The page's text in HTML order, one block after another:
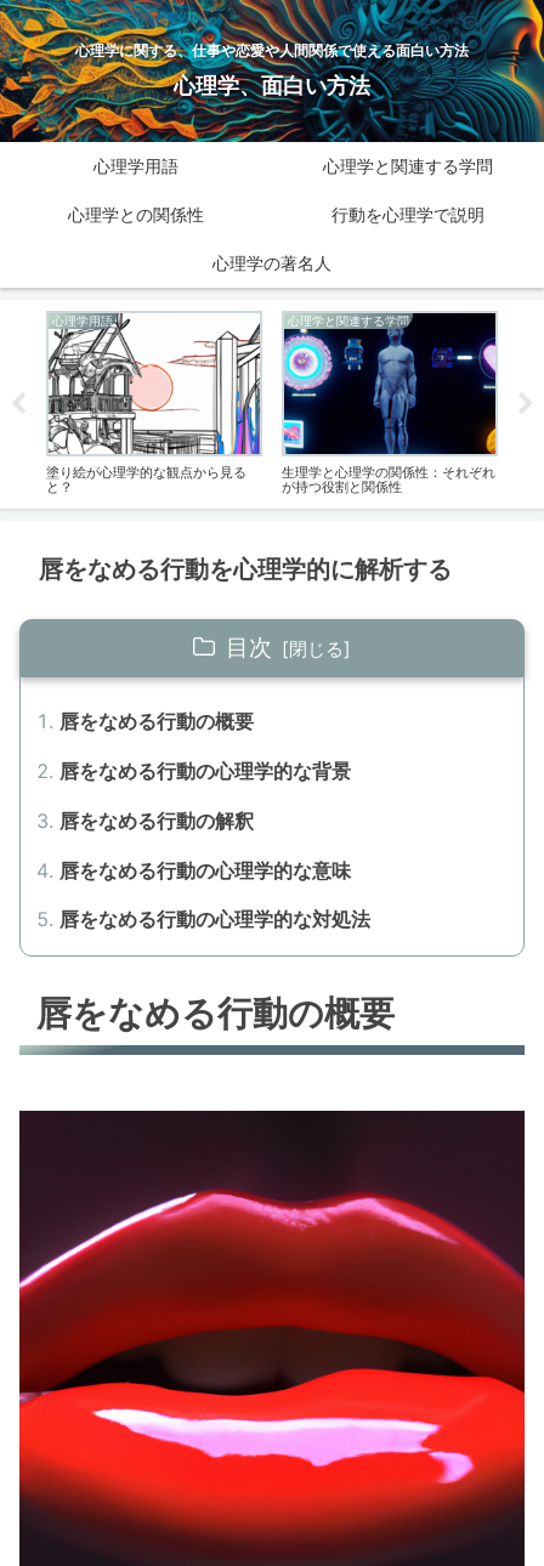
心理学に関する、仕事や恋愛や人間関係で使える面白い方法
心理学、面白い方法
心理学用語 心理学と関連する学問
心理学との関係性 行動を心理学で説明
心理学の著名人
心理学用語
塗り絵が心理学的な観点から見る
と？
心理学と関連する学問
生理学と心理学の関係性：それぞれ
が持つ役割と関係性
唇をなめる行動を心理学的に解析する
目次
唇をなめる行動の概要
唇をなめる行動の心理学的な背景
唇をなめる行動の解釈
唇をなめる行動の心理学的な意味
唇をなめる行動の心理学的な対処法
唇をなめる行動の概要